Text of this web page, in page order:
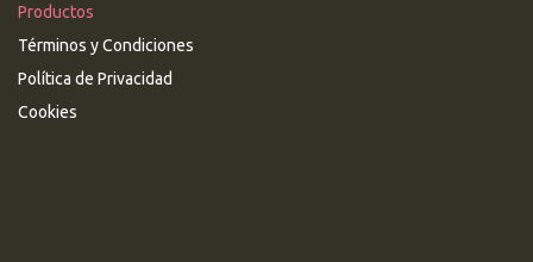
Productos
Términos y Condiciones
Política de Privacidad
Cookies